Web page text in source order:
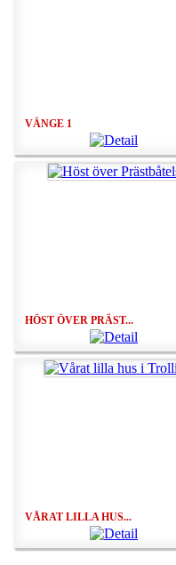
VÄNGE 1
HÖST ÖVER PRÄST...
VÅRAT LILLA HUS...